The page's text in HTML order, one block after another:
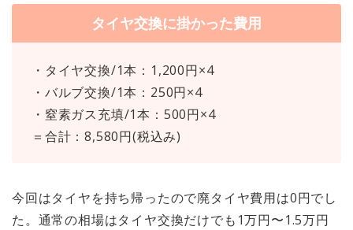
タイヤ交換に掛かった費用
・タイヤ交換/1本：1,200円×4
・バルブ交換/1本：250円×4
・窒素ガス充填/1本：500円×4
＝合計：8,580円(税込み)
今回はタイヤを持ち帰ったので廃タイヤ費用は0円でし
た。通常の相場はタイヤ交換だけでも1万円〜1.5万円